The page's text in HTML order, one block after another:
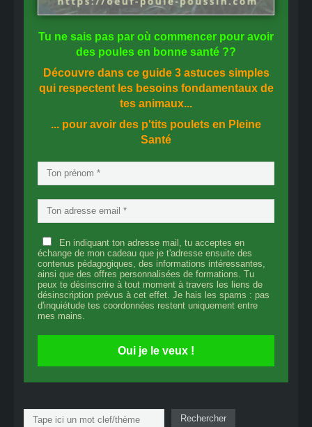
Tu ne sais pas par où commencer pour avoir
des poules en bonne santé ??
Découvre dans ce guide 3 astuces simples
qui respectent les besoins fondamentaux de
tes animaux...
... pour avoir des p'tits poulets en Pleine
Santé
En indiquant ton adresse mail, tu acceptes en
échange de mon cadeau que je t'adresse ensuite des
contenus pédagogiques, des informations intéressantes,
ainsi que des offres personnalisées de formations. Tu
peux te désinscrire à tout moment à travers les liens de
désinscription prévus à cet effet. Je hais les spams : pas
d'inquiétude tes coordonnées restent uniquement entre
mes mains.
Oui je le veux !
Rechercher Rechercher